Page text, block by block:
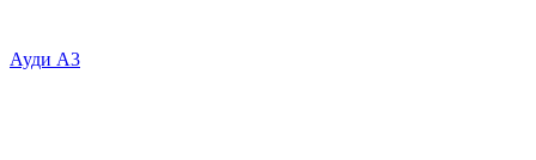
Ауди А3